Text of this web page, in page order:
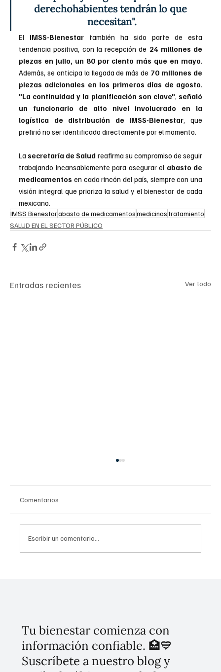
derechohabientes tendrán lo que
necesitan".
El IMSS-Bienestar también ha sido parte de esta
tendencia positiva, con la recepción de 24 millones de
piezas en julio, un 80 por ciento más que en mayo.
Además, se anticipa la llegada de más de 70 millones de
piezas adicionales en los primeros días de agosto
"La continuidad y la planificación son clave", señaló
un funcionario de alto nivel involucrado en la
logística de distribución de IMSS-Bienestar, que
prefirió no ser identificado directamente por el momento.
La secretaría de Salud reafirma su compromiso de seguir
trabajando incansablemente para asegurar el abasto de
medicamentos en cada rincón del país, siempre con una
visión integral que prioriza la salud y el bienestar de cada
mexicano.
IMSS Bienestarabasto de medicamentosmedicinastratamiento
SALUD EN EL SECTOR PÚBLICO
Entradas recientes Ver todo
Comentarios
Escribir un comentario...
Tu bienestar comienza con
información confiable. 🏥💙
Suscríbete a nuestro blog y